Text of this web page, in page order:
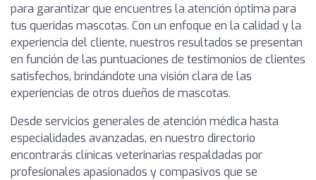
para garantizar que encuentres la atención óptima para
tus queridas mascotas. Con un enfoque en la calidad y la
experiencia del cliente, nuestros resultados se presentan
en función de las puntuaciones de testimonios de clientes
satisfechos, brindándote una visión clara de las
experiencias de otros dueños de mascotas.
Desde servicios generales de atención médica hasta
especialidades avanzadas, en nuestro directorio
encontrarás clínicas veterinarias respaldadas por
profesionales apasionados y compasivos que se